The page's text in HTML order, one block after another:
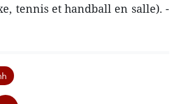
tennis et handball en salle). -